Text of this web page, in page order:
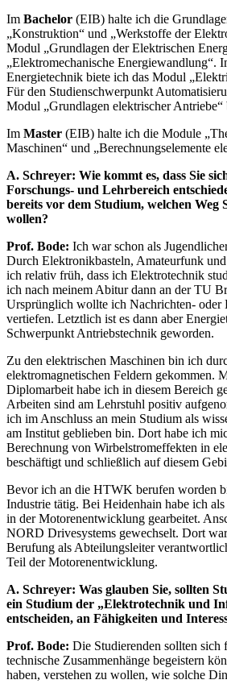
Im Bachelor (EIB) halte ich die
„Konstruktion“ und „Werkstoffe der
Modul „Grundlagen der Elektrischen
„Elektromechanische Energiewandlung“.
Energietechnik biete ich das Modul
Für den Studienschwerpunkt
Modul „Grundlagen elektrischer Antriebe“
Im Master (EIB) halte ich die Module
Maschinen“ und „Berechnungselemente
A. Schreyer: Wie kommt es, dass Sie
Forschungs- und Lehrbereich
bereits vor dem Studium, welchen Weg
wollen?
Prof. Bode: Ich war schon als
Durch Elektronikbasteln, Amateurfunk
ich relativ früh, dass ich Elektrotechnik
ich nach meinem Abitur dann an der TU
Ursprünglich wollte ich Nachrichten- oder
vertiefen. Letztlich ist es dann aber
Schwerpunkt Antriebstechnik geworden.
Zu den elektrischen Maschinen bin ich
elektromagnetischen Feldern gekommen.
Diplomarbeit habe ich in diesem Bereich
Arbeiten sind am Lehrstuhl positiv
ich im Anschluss an mein Studium als
am Institut geblieben bin. Dort habe ich
Berechnung von Wirbelstromeffekten in
beschäftigt und schließlich auf diesem
Bevor ich an die HTWK berufen worden
Industrie tätig. Bei Heidenhain habe ich
in der Motorenentwicklung gearbeitet.
NORD Drivesystems gewechselt. Dort
Berufung als Abteilungsleiter
Teil der Motorenentwicklung.
A. Schreyer: Was glauben Sie, sollten
ein Studium der „Elektrotechnik und
entscheiden, an Fähigkeiten und
Prof. Bode: Die Studierenden sollten sich
technische Zusammenhänge begeistern
haben, verstehen zu wollen, wie solche